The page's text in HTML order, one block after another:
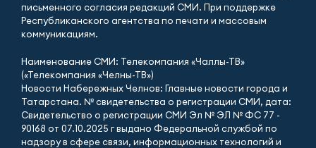
письменного согласия редакций СМИ. При поддержке
Республиканского агентства по печати и массовым
коммуникациям.
Наименование СМИ: Телекомпания «Чаллы-ТВ»
(«Телекомпания «Челны-ТВ»)
Новости Набережных Челнов: Главные новости города и
Татарстана. № свидетельства о регистрации СМИ, дата:
Свидетельство о регистрации СМИ Эл № ЭЛ № ФС 77 -
90168 от 07.10.2025 г выдано Федеральной службой по
надзору в сфере связи, информационных технологий и